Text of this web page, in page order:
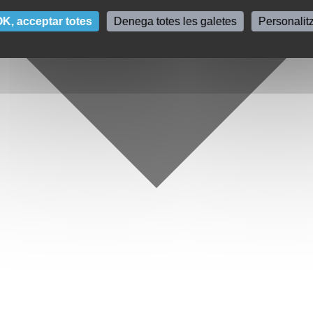
acceptar totes Denega totes les galetes